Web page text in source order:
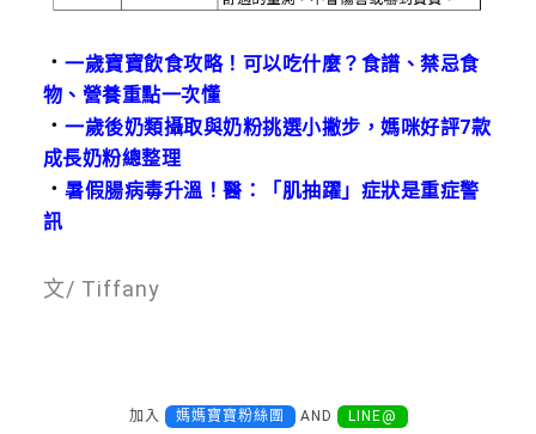
．一歲寶寶飲食攻略！可以吃什麼？食譜、禁忌食
物、營養重點一次懂
．一歲後奶類攝取與奶粉挑選小撇步，媽咪好評7款
成長奶粉總整理
．暑假腸病毒升溫！醫：「肌抽躍」症狀是重症警
訊
文/ Tiffany
加入 媽媽寶寶粉絲團 AND LINE@